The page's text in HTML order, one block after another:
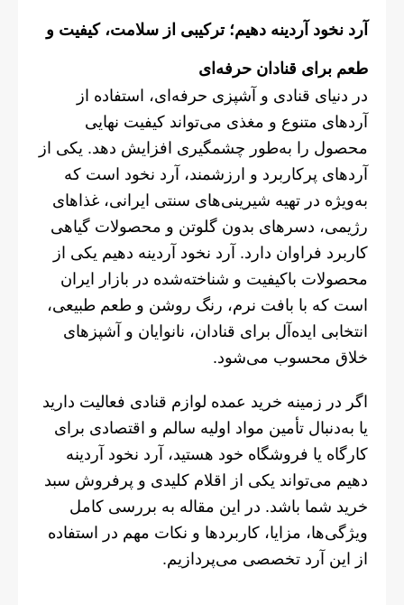
آرد نخود آردینه دهیم؛ ترکیبی از سلامت، کیفیت و
طعم برای قنادان حرفه‌ای
در دنیای قنادی و آشپزی حرفه‌ای، استفاده از
آردهای متنوع و مغذی می‌تواند کیفیت نهایی
محصول را به‌طور چشمگیری افزایش دهد. یکی از
آردهای پرکاربرد و ارزشمند، آرد نخود است که
به‌ویژه در تهیه شیرینی‌های سنتی ایرانی، غذاهای
رژیمی، دسرهای بدون گلوتن و محصولات گیاهی
کاربرد فراوان دارد. آرد نخود آردینه دهیم یکی از
محصولات باکیفیت و شناخته‌شده در بازار ایران
است که با بافت نرم، رنگ روشن و طعم طبیعی،
انتخابی ایده‌آل برای قنادان، نانوایان و آشپزهای
خلاق محسوب می‌شود.
اگر در زمینه خرید عمده لوازم قنادی فعالیت دارید
یا به‌دنبال تأمین مواد اولیه سالم و اقتصادی برای
کارگاه یا فروشگاه خود هستید، آرد نخود آردینه
دهیم می‌تواند یکی از اقلام کلیدی و پرفروش سبد
خرید شما باشد. در این مقاله به بررسی کامل
ویژگی‌ها، مزایا، کاربردها و نکات مهم در استفاده
از این آرد تخصصی می‌پردازیم.